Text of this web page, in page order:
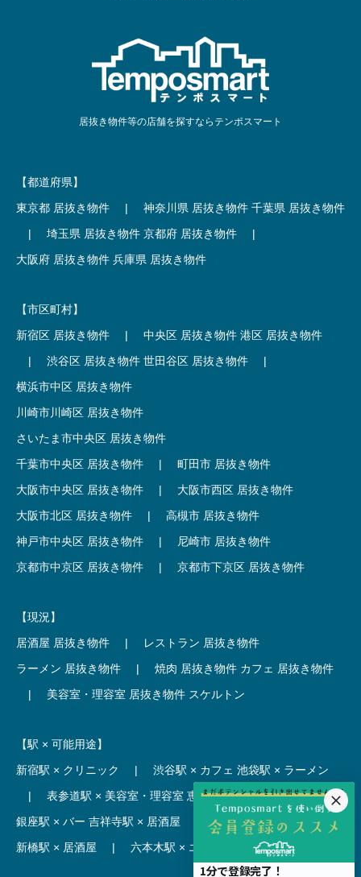
居抜き物件等の店舗を探すならテンポスマート
【都道府県】
東京都 居抜き物件
| 神奈川県 居抜き物件 千葉県 居抜き物件
|
埼玉県 居抜き物件 京都府 居抜き物件
|
大阪府 居抜き物件 兵庫県 居抜き物件
【市区町村】
新宿区 居抜き物件
| 中央区 居抜き物件 港区 居抜き物件
|
渋谷区 居抜き物件 世田谷区 居抜き物件
|
横浜市中区 居抜き物件
川崎市川崎区 居抜き物件
さいたま市中央区 居抜き物件
千葉市中央区 居抜き物件
|
町田市 居抜き物件
大阪市中央区 居抜き物件
|
大阪市西区 居抜き物件
大阪市北区 居抜き物件
|
高槻市 居抜き物件
神戸市中央区 居抜き物件
|
尼崎市 居抜き物件
京都市中京区 居抜き物件
| 京都市下京区 居抜き物件
【現況】
居酒屋 居抜き物件
|
レストラン 居抜き物件
ラーメン 居抜き物件
| 焼肉 居抜き物件 カフェ 居抜き物件
|
美容室・理容室 居抜き物件 スケルトン
【駅 × 可能用途】
新宿駅 × クリニック
| 渋谷駅 × カフェ 池袋駅 × ラーメン
|
表参道駅 × 美容室・理容室 恵比寿駅 × レストラン
|
銀座駅 × バー 吉祥寺駅 × 居酒屋
麻布十番駅 × レストラン
新橋駅 × 居酒屋
| 六本木駅 × エステ・マッサージ・サロン